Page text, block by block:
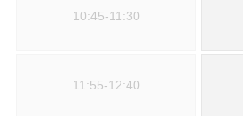
10:45-11:30
11:55-12:40